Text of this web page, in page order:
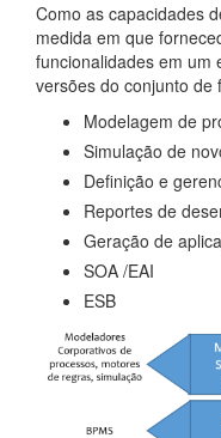
Como as capacidades
medida em que
funcionalidades em um
versões do conjunto de
Modelagem de
Simulação de
Definição e
Reportes de
Geração de
SOA /EAI
ESB